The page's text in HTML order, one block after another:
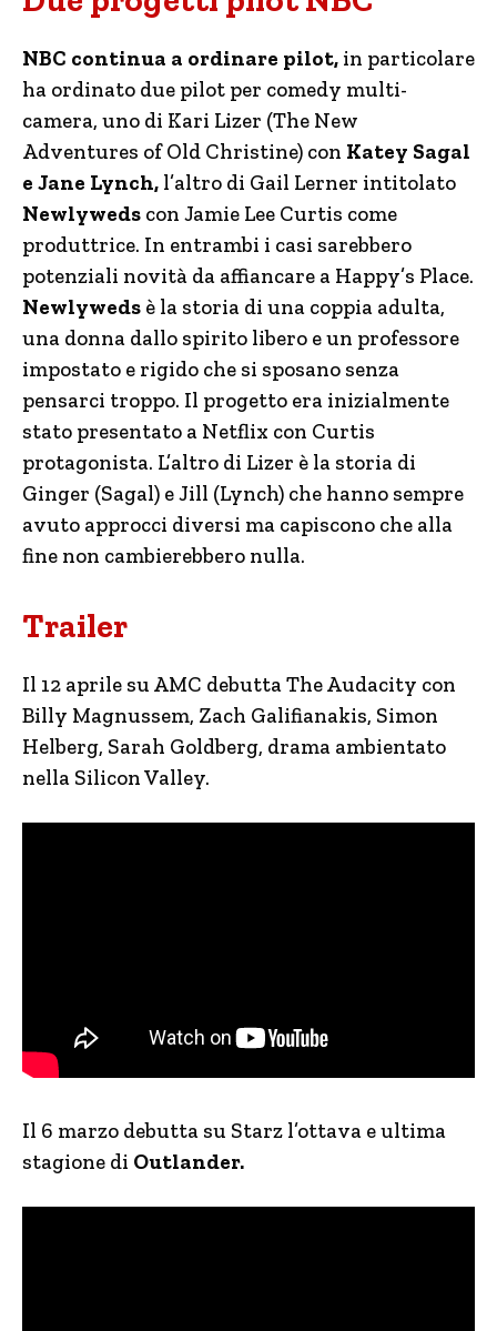
NBC continua a ordinare pilot, in particolare
ha ordinato due pilot per comedy multi-
camera, uno di Kari Lizer (The New
Adventures of Old Christine) con Katey Sagal
e Jane Lynch, l’altro di Gail Lerner intitolato
Newlyweds con Jamie Lee Curtis come
produttrice. In entrambi i casi sarebbero
potenziali novità da affiancare a Happy’s Place.
Newlyweds è la storia di una coppia adulta,
una donna dallo spirito libero e un professore
impostato e rigido che si sposano senza
pensarci troppo. Il progetto era inizialmente
stato presentato a Netflix con Curtis
protagonista. L’altro di Lizer è la storia di
Ginger (Sagal) e Jill (Lynch) che hanno sempre
avuto approcci diversi ma capiscono che alla
fine non cambierebbero nulla.
Trailer
Il 12 aprile su AMC debutta The Audacity con
Billy Magnussem, Zach Galifianakis, Simon
Helberg, Sarah Goldberg, drama ambientato
nella Silicon Valley.
Il 6 marzo debutta su Starz l’ottava e ultima
stagione di Outlander.